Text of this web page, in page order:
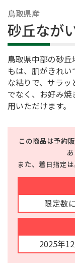
鳥取県産
砂丘なが
鳥取県中部の砂
もは、肌がきれ
な粘りで、サラ
でなく、お好み
用いただけます。
この商品は予約
また、着日指定
限定数
2025年